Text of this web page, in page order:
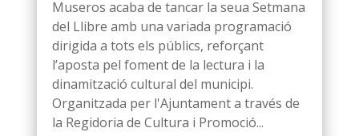
Museros acaba de tancar la seua Setmana
del Llibre amb una variada programació
dirigida a tots els públics, reforçant
l’aposta pel foment de la lectura i la
dinamització cultural del municipi.
Organitzada per l'Ajuntament a través de
la Regidoria de Cultura i Promoció...